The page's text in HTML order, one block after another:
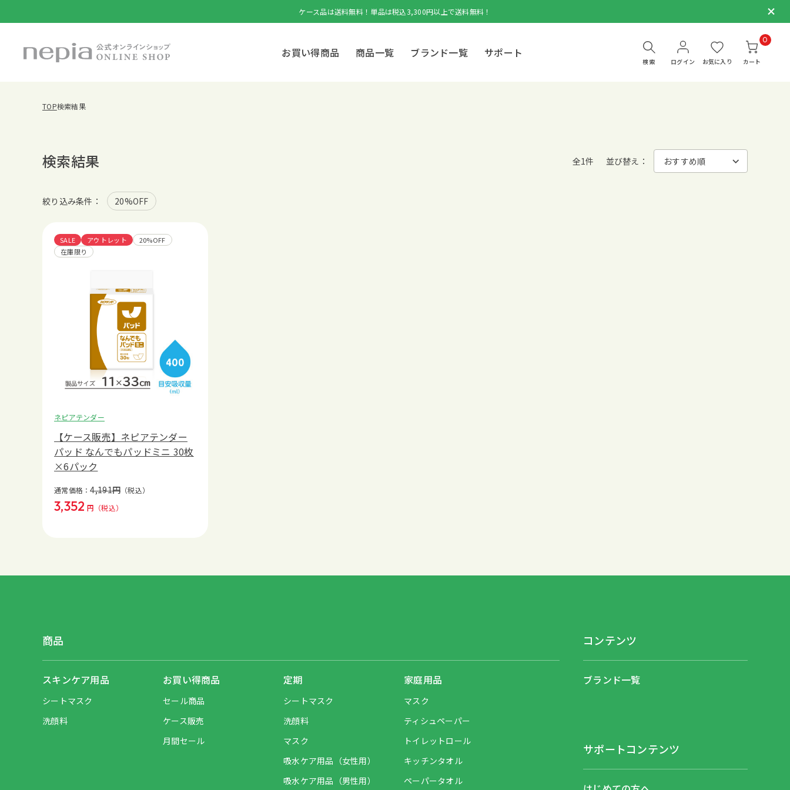
ケース品は送料無料！単品は税込3,300円以上で送料無料！
検索
お買い得商品 商品一覧 ブランド一覧 サポート
ログイン お気に入り
0
カート
TOP検索結果
検索結果 全1件 並び替え：
絞り込み条件： 20%OFF
SALE アウトレット
20%OFF
在庫限り
ネピアテンダー
【ケース販売】ネピアテンダー
パッド なんでもパッドミニ 30枚
×6パック
通常価格：4,191円 （税込）
3,352 円 （税込）
商品
スキンケア用品
シートマスク
洗顔料
お買い得商品
セール商品
ケース販売
月間セール
定期
シートマスク
洗顔料
マスク
吸水ケア用品（女性用）
吸水ケア用品（男性用）
家庭用品
マスク
ティシュペーパー
トイレットロール
キッチンタオル
ペーパータオル
コンテンツ
ブランド一覧
サポートコンテンツ